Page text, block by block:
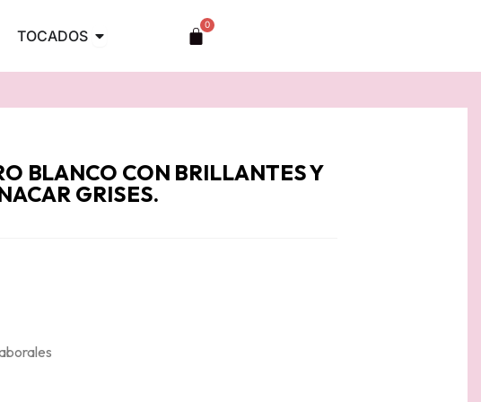
ANILLOS
TOCADOS Abrir TOCADOS 0
Carrito
BLANCO CON BRILLANTES Y
GRISES.